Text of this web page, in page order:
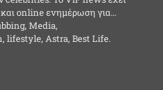
online ενημέρωση για…
Media,
lifestyle, Astra, Best Life.